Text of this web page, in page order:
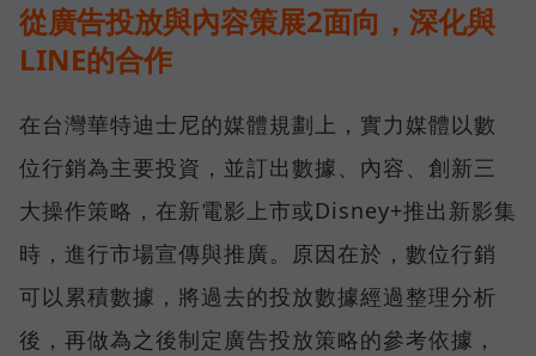
從廣告投放與內容策展2面向，深化與
LINE的合作
在台灣華特迪士尼的媒體規劃上，實力媒體以數
位行銷為主要投資，並訂出數據、內容、創新三
大操作策略，在新電影上市或Disney+推出新影集
時，進行市場宣傳與推廣。原因在於，數位行銷
可以累積數據，將過去的投放數據經過整理分析
後，再做為之後制定廣告投放策略的參考依據，